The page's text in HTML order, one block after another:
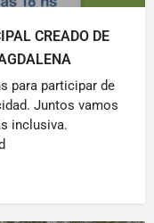
CREADO DE
para participar de
Juntos vamos
inclusiva.